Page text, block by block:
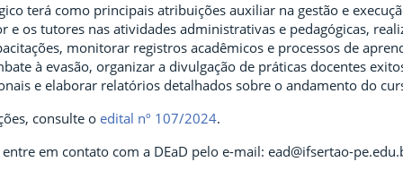
terá como principais atribuições auxiliar na gestão e
e os tutores nas atividades administrativas e pedagógicas,
monitorar registros acadêmicos e processos de
à evasão, organizar a divulgação de práticas docentes
e elaborar relatórios detalhados sobre o andamento do
consulte o edital nº 107/2024.
em contato com a DEaD pelo e-mail: ead@ifsertao-